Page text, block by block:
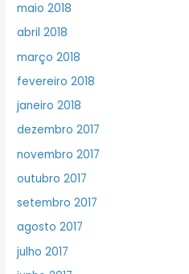
maio 2018
abril 2018
março 2018
fevereiro 2018
janeiro 2018
dezembro 2017
novembro 2017
outubro 2017
setembro 2017
agosto 2017
julho 2017